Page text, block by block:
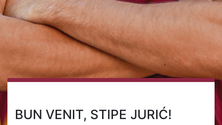
BUN VENIT, STIPE JURIĆ!